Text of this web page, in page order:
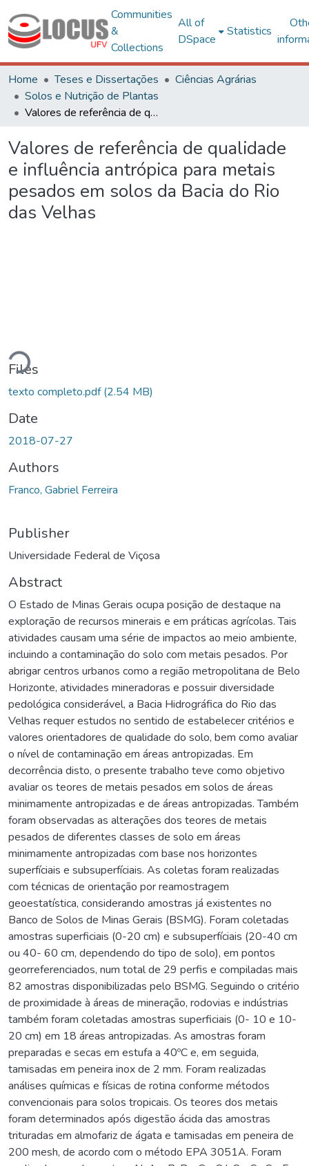
Communities
&
Collections
All of
DSpace
Statistics
Home Teses e Dissertações
Ciências Agrárias
Solos e Nutrição de Plantas
Valores de referência de qualidade e influência antrópica para metais pesados em solos da Bacia do Rio das Velhas
Valores de referência de qualidade
e influência antrópica para metais
pesados em solos da Bacia do Rio
das Velhas
Loading...
Files
texto completo.pdf(2.54 MB)
Date
2018-07-27
Authors
Franco, Gabriel Ferreira
Publisher
Universidade Federal de Viçosa
Abstract
O Estado de Minas Gerais ocupa posição de destaque na
exploração de recursos minerais e em práticas agrícolas. Tais
atividades causam uma série de impactos ao meio ambiente,
incluindo a contaminação do solo com metais pesados. Por
abrigar centros urbanos como a região metropolitana de Belo
Horizonte, atividades mineradoras e possuir diversidade
pedológica considerável, a Bacia Hidrográfica do Rio das
Velhas requer estudos no sentido de estabelecer critérios e
valores orientadores de qualidade do solo, bem como avaliar
o nível de contaminação em áreas antropizadas. Em
decorrência disto, o presente trabalho teve como objetivo
avaliar os teores de metais pesados em solos de áreas
minimamente antropizadas e de áreas antropizadas. Também
foram observadas as alterações dos teores de metais
pesados de diferentes classes de solo em áreas
minimamente antropizadas com base nos horizontes
superfíciais e subsuperfíciais. As coletas foram realizadas
com técnicas de orientação por reamostragem
geoestatística, considerando amostras já existentes no
Banco de Solos de Minas Gerais (BSMG). Foram coletadas
amostras superficiais (0-20 cm) e subsuperfíciais (20-40 cm
ou 40- 60 cm, dependendo do tipo de solo), em pontos
georreferenciados, num total de 29 perfis e compiladas mais
82 amostras disponibilizadas pelo BSMG. Seguindo o critério
de proximidade à áreas de mineração, rodovias e indústrias
também foram coletadas amostras superficiais (0- 10 e 10-
20 cm) em 18 áreas antropizadas. As amostras foram
preparadas e secas em estufa a 40ºC e, em seguida,
tamisadas em peneira inox de 2 mm. Foram realizadas
análises químicas e físicas de rotina conforme métodos
convencionais para solos tropicais. Os teores dos metais
foram determinados após digestão ácida das amostras
trituradas em almofariz de ágata e tamisadas em peneira de
200 mesh, de acordo com o método EPA 3051A. Foram